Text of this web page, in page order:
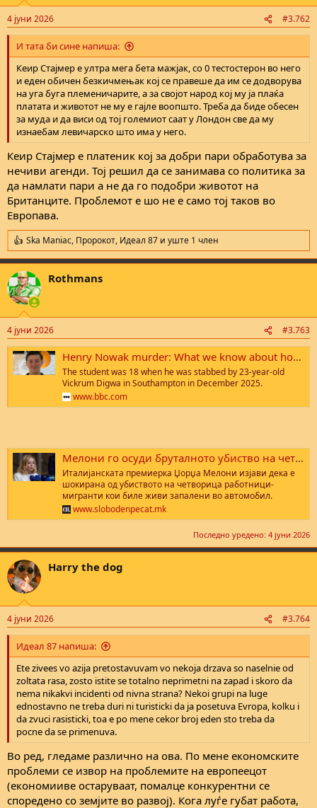
Да, под екваторот има поголема доверба од над екваторот.
Еделман (фирма од Англија) го истражува ова како тематика со
децении и ако го гледаш глобалното рангирање на доверба за
2026та, најголем дел од општествата каде довербата е висока
(во соседите, државата, бизнисот, и тн) е во земјите во развој
(голем дел се од глобалниот југ). Ако сакаш да го видиш
извештајот, можеш да кликнеш на линков подоле. Главниот
заклучок е дека на запад довербата паѓа драстично од година
во година, додека на југот од екваторот расте:
https://www.edelman.com/sites/g/files/aatuss191/files/2026-
01/2026 Edelman Trust Barometer Global Report_01.21.26_0.pdf
Мала корекција. Иди качи се на планина момак да те фати
воздух, посети некој концерт, јави и се на класната, честитај и
закаснет осми март, јави му се на дилерот и посакај му убав ден,
што се преоптеретуваш нервно со глупости не си ми јасен.
n
s
:
4 јуни 2026 #3.762
И тата би сине напиша:
Кеир Стајмер е ултра мега бета мажјак, со 0 тестостерон во него
и еден обичен безкичмењак кој се правеше да им се додворува
на уга буга племеничарите, а за својот народ кој му ја плаќа
платата и животот не му е гајле воопшто. Треба да биде обесен
за муда и да виси од тој големиот саат у Лондон све да му
изнаебам левичарско што има у него.
Кеир Стајмер е платеник кој за добри пари обработува за
нечиви агенди. Тој решил да се занимава со политика за
да намлати пари а не да го подобри животот на
Британците. Проблемот е шо не е само тој таков во
Европава.
R
e
a
c
t
i
n
s
:
Ska Maniac, Пророкот, Идеал 87 и уште 1 член
Rothmans
4 јуни 2026 #3.763
Henry Nowak murder: What we know about how the events unfolded
The student was 18 when he was stabbed by 23-year-old
Vickrum Digwa in Southampton in December 2025.
www.bbc.com
Мелони го осуди бруталното убиство на четворица мигранти запалени живи во кола во Италија - Слободен печат
Италијанската премиерка Џорџа Мелони изјави дека е
шокирана од убиството на четворица работници-
мигранти кои биле живи запалени во автомобил.
www.slobodenpecat.mk
Последно уредено: 4 јуни 2026
Harry the dog
4 јуни 2026 #3.764
Идеал 87 напиша:
Ete zivees vo azija pretostavuvam vo nekoja drzava so naselnie od
zoltata rasa, zosto istite se totalno neprimetni na zapad i skoro da
nema nikakvi incidenti od nivna strana? Nekoi grupi na luge
ednostavno ne treba duri ni turisticki da ja posetuva Evropa, kolku i
da zvuci rasisticki, toa e po mene cekor broj eden sto treba da
pocne da se primenuva.
Во ред, гледаме различно на ова. По мене економските
проблеми се извор на проблемите на европеецот
(економииве остаруваат, помалце конкурентни се
споредено со земјите во развој). Кога луѓе губат работа,